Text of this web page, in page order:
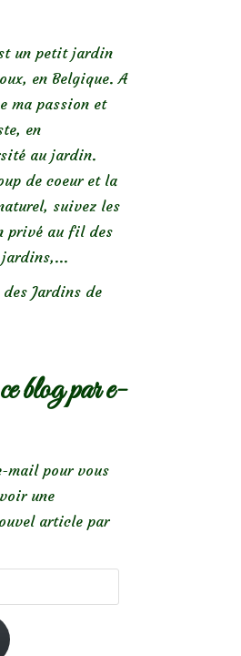
un petit jardin
en Belgique. A
ma passion et
en
au jardin.
de coeur et la
suivez les
privé au fil des
jardins,...
des Jardins de
blog par e-
mail pour vous
une
article par